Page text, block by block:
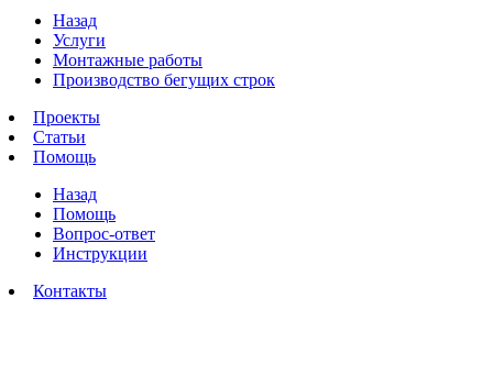
Назад
Услуги
Монтажные работы
Производство бегущих строк
Проекты
Статьи
Помощь
Назад
Помощь
Вопрос-ответ
Инструкции
Контакты